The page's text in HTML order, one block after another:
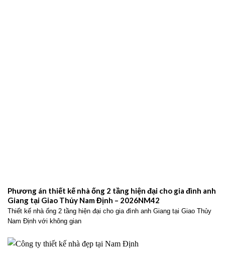
Phương án thiết kế nhà ống 2 tầng hiện đại cho gia đình anh
Giang tại Giao Thủy Nam Định – 2026NM42
Thiết kế nhà ống 2 tầng hiện đại cho gia đình anh Giang tại Giao Thủy
Nam Định với không gian